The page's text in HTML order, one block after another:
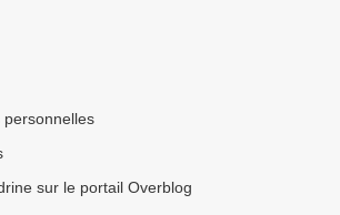
sur le portail Overblog